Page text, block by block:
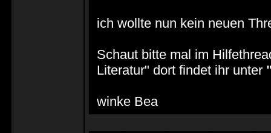
ich wollte nun kein neuen
Schaut bitte mal im
Literatur" dort findet ihr unter
winke Bea